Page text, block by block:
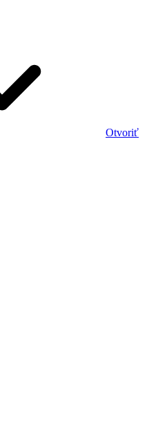
Otvoriť